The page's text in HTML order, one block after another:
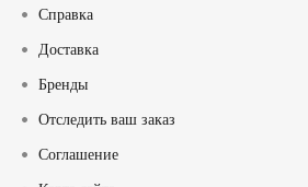
Справка
Доставка
Бренды
Отследить ваш заказ
Соглашение